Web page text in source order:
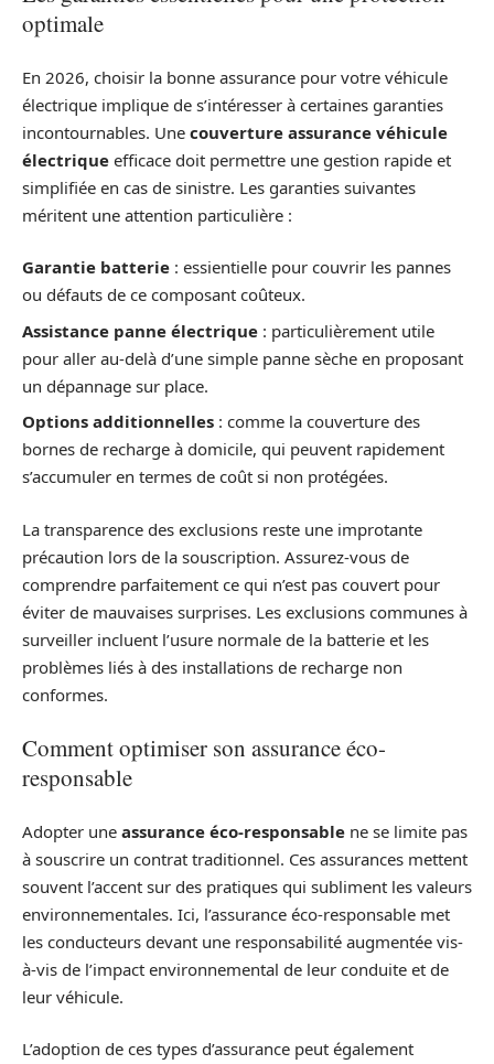
optimale
En 2026, choisir la bonne assurance pour votre véhicule
électrique implique de s’intéresser à certaines garanties
incontournables. Une couverture assurance véhicule
électrique efficace doit permettre une gestion rapide et
simplifiée en cas de sinistre. Les garanties suivantes
méritent une attention particulière :
Garantie batterie : essientielle pour couvrir les pannes
ou défauts de ce composant coûteux.
Assistance panne électrique : particulièrement utile
pour aller au-delà d’une simple panne sèche en proposant
un dépannage sur place.
Options additionnelles : comme la couverture des
bornes de recharge à domicile, qui peuvent rapidement
s’accumuler en termes de coût si non protégées.
La transparence des exclusions reste une improtante
précaution lors de la souscription. Assurez-vous de
comprendre parfaitement ce qui n’est pas couvert pour
éviter de mauvaises surprises. Les exclusions communes à
surveiller incluent l’usure normale de la batterie et les
problèmes liés à des installations de recharge non
conformes.
Comment optimiser son assurance éco-
responsable
Adopter une assurance éco-responsable ne se limite pas
à souscrire un contrat traditionnel. Ces assurances mettent
souvent l’accent sur des pratiques qui subliment les valeurs
environnementales. Ici, l’assurance éco-responsable met
les conducteurs devant une responsabilité augmentée vis-
à-vis de l’impact environnemental de leur conduite et de
leur véhicule.
L’adoption de ces types d’assurance peut également